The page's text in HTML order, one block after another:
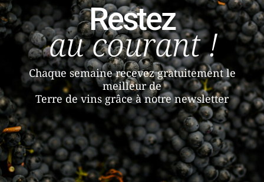
Restez
au courant !
Chaque semaine recevez gratuitement le
meilleur de
Terre de vins grâce à notre newsletter